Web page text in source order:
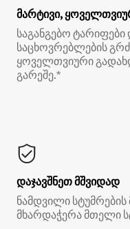
მარტივი,
საგანგებო ტარიფები
საცხოვრებლების
ყოველთვიური
გარეშე.*
დაჯავშნეთ მშვიდად
ნამდვილი
მხარდაჭერა მთელი